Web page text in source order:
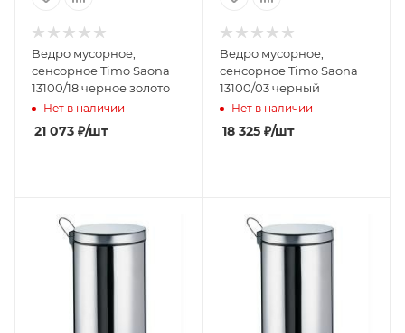
Ведро мусорное,
сенсорное Timo Saona
13100/18 черное золото
Нет в наличии
21 073 ₽/шт
Ведро мусорное,
сенсорное Timo Saona
13100/03 черный
Нет в наличии
18 325₽/шт